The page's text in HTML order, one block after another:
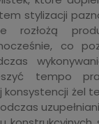
stylizacji
rozłożą
co
tempo
konsystencji żel